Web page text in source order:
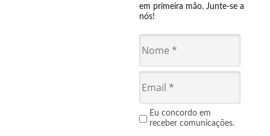
em primeira mão. Junte-se a
nós!
Eu concordo em
receber comunicações.